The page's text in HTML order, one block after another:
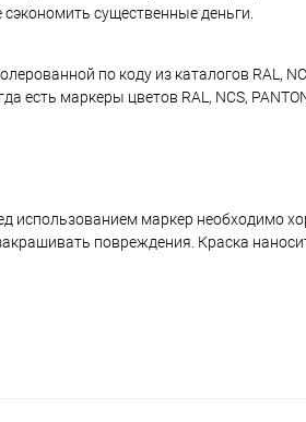
существенные деньги.
по коду из каталогов RAL,
есть маркеры цветов RAL, NCS,
использованием маркер необходимо
повреждения. Краска